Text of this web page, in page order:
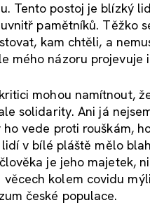
Tento postoj je blízký
pamětníků. Těžko
kam chtěli, a
mého názoru
mohou namítnout,
solidarity. Ani já
vede proti rouškám,
v bílé pláště mělo
je jeho majetek,
věcech kolem covidu
české populace.